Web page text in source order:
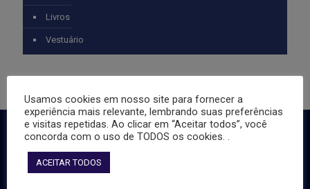
Livros
Vestuário
Usamos cookies em nosso site para fornecer a
experiência mais relevante, lembrando suas preferências
e visitas repetidas. Ao clicar em “Aceitar todos”, você
concorda com o uso de TODOS os cookies. .
ACEITAR TODOS